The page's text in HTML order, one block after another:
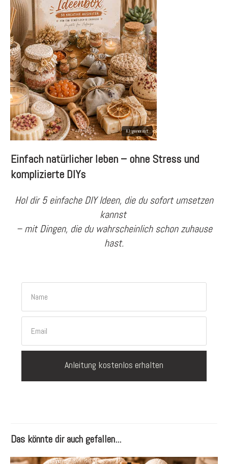
Einfach natürlicher leben – ohne Stress und
komplizierte DIYs
Hol dir 5 einfache DIY Ideen, die du sofort umsetzen
kannst
– mit Dingen, die du wahrscheinlich schon zuhause
hast.
Anleitung kostenlos erhalten
Das könnte dir auch gefallen...